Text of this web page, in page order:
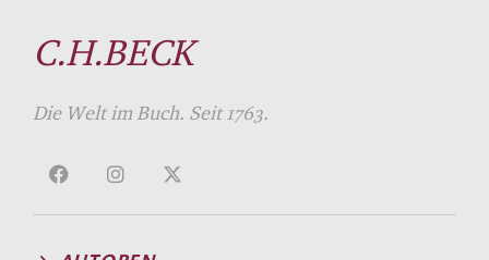
C.H.BECK
Die Welt im Buch. Seit 1763.